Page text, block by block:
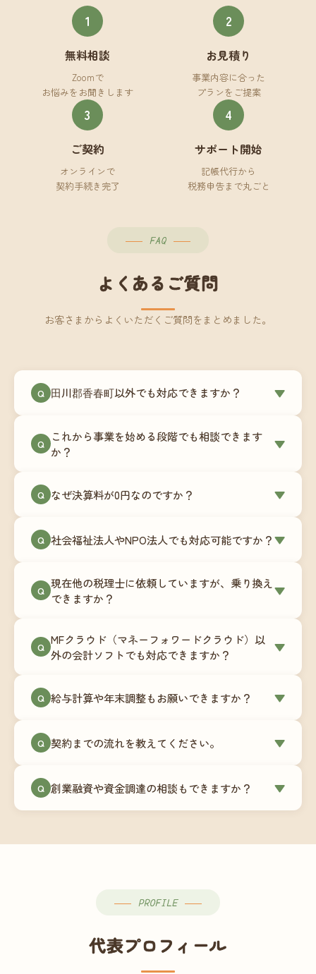
1
無料相談
Zoomで
お悩みをお聞きします
2
お見積り
事業内容に合った
プランをご提案
3
ご契約
オンラインで
契約手続き完了
4
サポート開始
記帳代行から
税務申告まで丸ごと
FAQ
よくあるご質問
お客さまからよくいただくご質問をまとめました。
Q 田川郡香春町以外でも対応できますか？ ▼
す。Zoomやチャットツールを使ったオンラインで
のやり取りが中心ですので、地域を問わずサポー
地域の事業者さまにご利用いただいています。
Q
これから事業を始める段階でも相談できます
か？
▼
180,000円〜）をご用意しています。事業計画の段
談にも対応しています。
Q なぜ決算料が0円なのですか？ ▼
次で進めています。そのため、決算時に追加の作
リプション型の料金体系を実現しています。年間
コストが事前にわかるので、資金繰りの見通しも
Q 社会福祉法人やNPO法人でも対応可能ですか？▼
は営利法人とは会計基準や監査要件が異なるた
め、別途お見積りとなります。まずはお気軽にご
Q 現在他の税理士に依頼していますが、乗り換え
できますか？
▼
ます。前任の税理士事務所との連携や、過去の帳
簿データの移行もお手伝いします。決算期のタイ
での変更も対応可能です。
Q MFクラウド（マネーフォワードクラウド）以
外の会計ソフトでも対応できますか？
▼
供しています。これから会計ソフトを導入される
します。freee・弥生会計等をご利用中の場合は、
Q 給与計算や年末調整もお願いできますか？ ▼
怠集計あり／5名まで）は月額15,000円〜、年末調
す。人数が増える場合は別途お見積りします。
Q 契約までの流れを教えてください。 ▼
（30〜60分）でご事業内容・ご要望のヒアリング
→ ③お見積り・ご契約 → ④MFクラウドの初期設
談から契約まで費用は発生しませんので、お気軽
Q 創業融資や資金調達の相談もできますか？ ▼
PROFILE
代表プロフィール